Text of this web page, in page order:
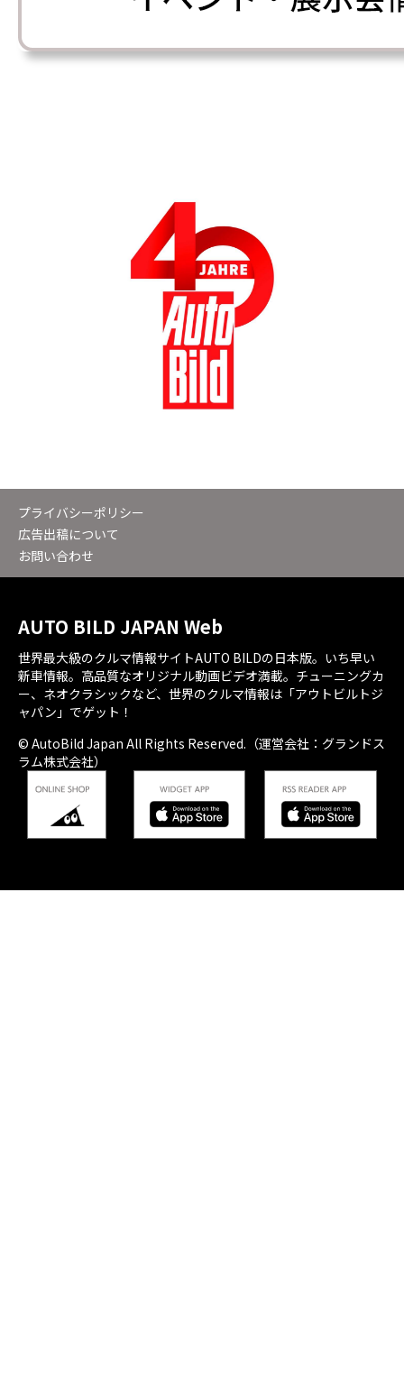
プライバシーポリシー
広告出稿について
お問い合わせ
AUTO BILD JAPAN Web
世界最大級のクルマ情報サイトAUTO BILDの日本版。いち早い
新車情報。高品質なオリジナル動画ビデオ満載。チューニングカ
ー、ネオクラシックなど、世界のクルマ情報は「アウトビルトジ
ャパン」でゲット！
© AutoBild Japan All Rights Reserved.（運営会社：グランドス
ラム株式会社）